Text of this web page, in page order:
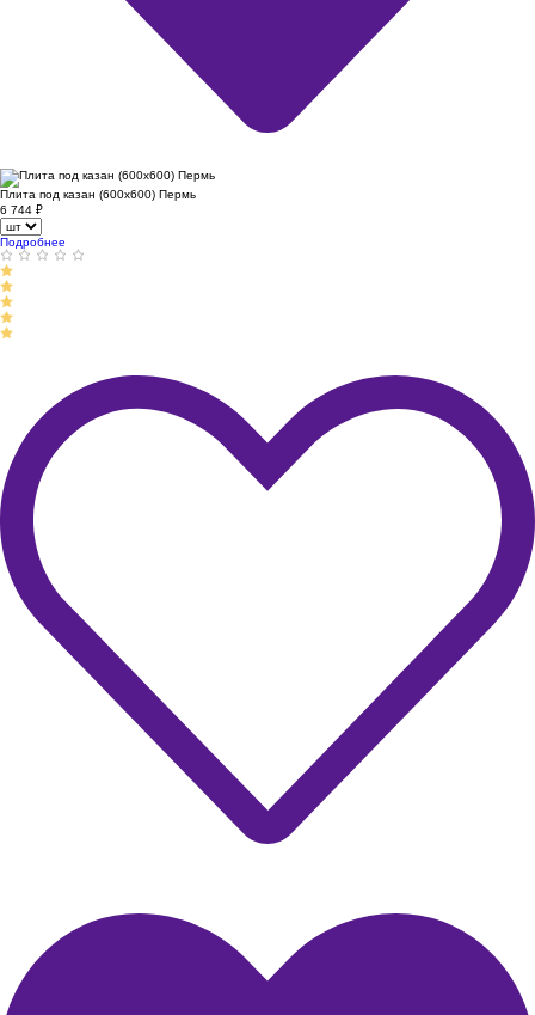
Плита под казан (600х600) Пермь
6 744 ₽
Подробнее